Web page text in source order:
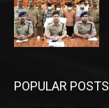
POPULAR POSTS